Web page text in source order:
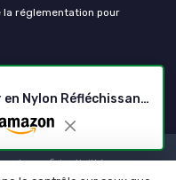
Collier pour Chien, Collier en Nylon Réfléchissant Réglable Classique Convient pour Moyens Chiens, Orange, 2.5cm Largeur M: 2.5 cm x 30-50 cm Orange
réglementation pour
de confidentialité